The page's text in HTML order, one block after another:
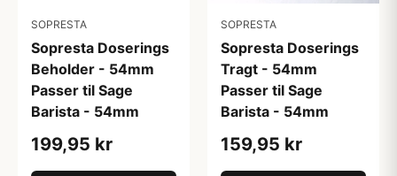
SOPRESTA
Sopresta Doserings
Beholder - 54mm
Passer til Sage
Barista - 54mm
199,95 kr
SOPRESTA
Sopresta Doserings
Tragt - 54mm
Passer til Sage
Barista - 54mm
159,95 kr